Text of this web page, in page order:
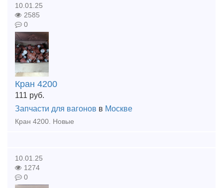
10.01.25
2585
0
Кран 4200
111 руб.
Запчасти для вагонов в Москве
Кран 4200. Новые
10.01.25
1274
0